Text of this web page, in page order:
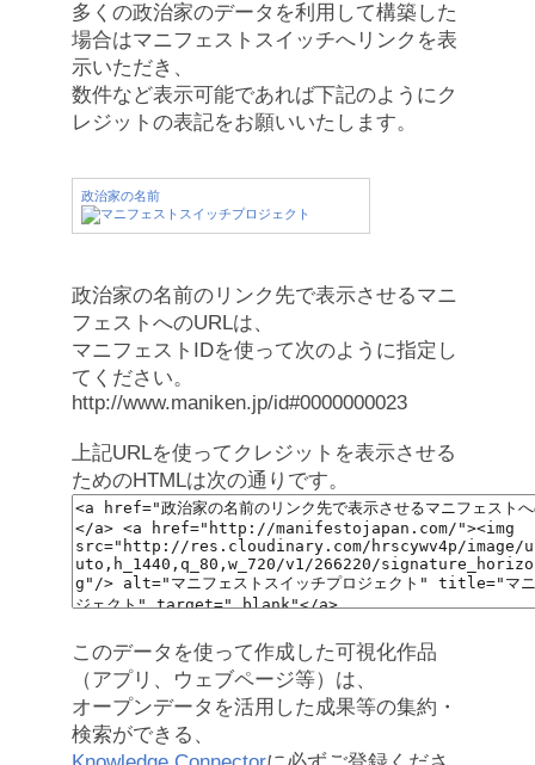
多くの政治家のデータを利用して構築した
場合はマニフェストスイッチへリンクを表
示いただき、
数件など表示可能であれば下記のようにク
レジットの表記をお願いいたします。
政治家の名前
政治家の名前のリンク先で表示させるマニ
フェストへのURLは、
マニフェストIDを使って次のように指定し
てください。
http://www.maniken.jp/id#0000000023
上記URLを使ってクレジットを表示させる
ためのHTMLは次の通りです。
このデータを使って作成した可視化作品
（アプリ、ウェブページ等）は、
オープンデータを活用した成果等の集約・
検索ができる、